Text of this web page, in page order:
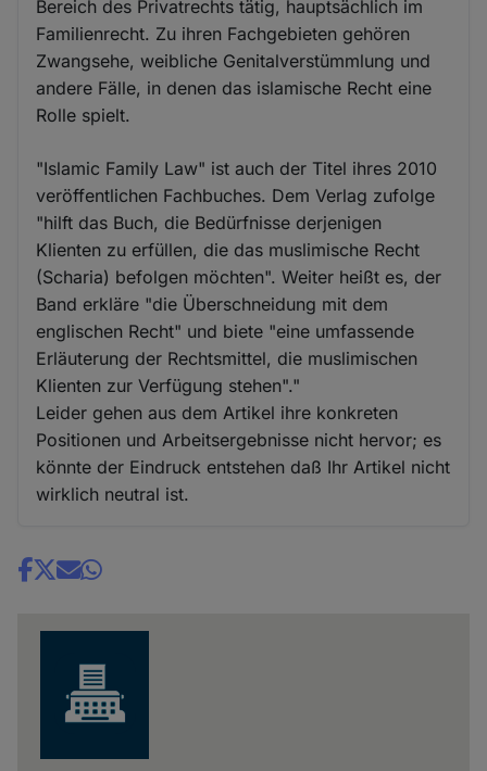
Bereich des Privatrechts tätig, hauptsächlich im
Familienrecht. Zu ihren Fachgebieten gehören
Zwangsehe, weibliche Genitalverstümmlung und
andere Fälle, in denen das islamische Recht eine
Rolle spielt.
"Islamic Family Law" ist auch der Titel ihres 2010
veröffentlichen Fachbuches. Dem Verlag zufolge
"hilft das Buch, die Bedürfnisse derjenigen
Klienten zu erfüllen, die das muslimische Recht
(Scharia) befolgen möchten". Weiter heißt es, der
Band erkläre "die Überschneidung mit dem
englischen Recht" und biete "eine umfassende
Erläuterung der Rechtsmittel, die muslimischen
Klienten zur Verfügung stehen"."
Leider gehen aus dem Artikel ihre konkreten
Positionen und Arbeitsergebnisse nicht hervor; es
könnte der Eindruck entstehen daß Ihr Artikel nicht
wirklich neutral ist.
Share